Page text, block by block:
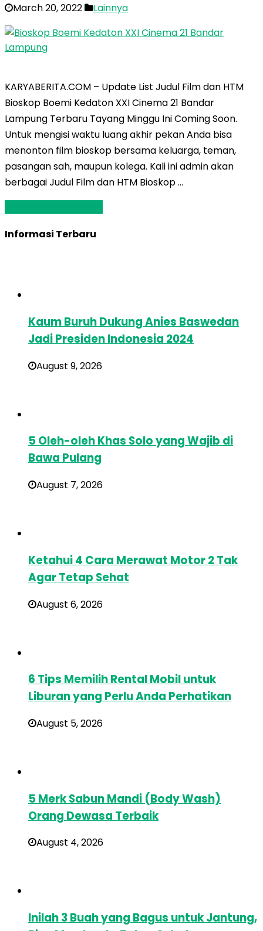
March 20, 2022 Lainnya
KARYABERITA.COM – Update List Judul Film dan HTM
Bioskop Boemi Kedaton XXI Cinema 21 Bandar
Lampung Terbaru Tayang Minggu Ini Coming Soon.
Untuk mengisi waktu luang akhir pekan Anda bisa
menonton film bioskop bersama keluarga, teman,
pasangan sah, maupun kolega. Kali ini admin akan
berbagai Judul Film dan HTM Bioskop …
Informasi Terbaru
Kaum Buruh Dukung Anies Baswedan
Jadi Presiden Indonesia 2024
August 9, 2026
5 Oleh-oleh Khas Solo yang Wajib di
Bawa Pulang
August 7, 2026
Ketahui 4 Cara Merawat Motor 2 Tak
Agar Tetap Sehat
August 6, 2026
6 Tips Memilih Rental Mobil untuk
Liburan yang Perlu Anda Perhatikan
August 5, 2026
5 Merk Sabun Mandi (Body Wash)
Orang Dewasa Terbaik
August 4, 2026
Inilah 3 Buah yang Bagus untuk Jantung,